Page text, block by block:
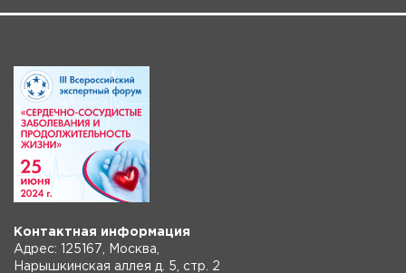
Контактная информация
Адрес: 125167, Москва,
Нарышкинская аллея д. 5, стр. 2